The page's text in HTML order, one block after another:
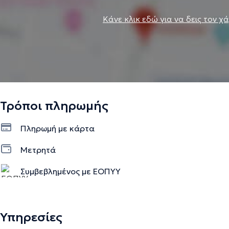
Κάνε κλικ εδώ για να δεις τον
Τρόποι πληρωμής
Πληρωμή με κάρτα
Μετρητά
Συμβεβλημένος με ΕΟΠΥΥ
Υπηρεσίες